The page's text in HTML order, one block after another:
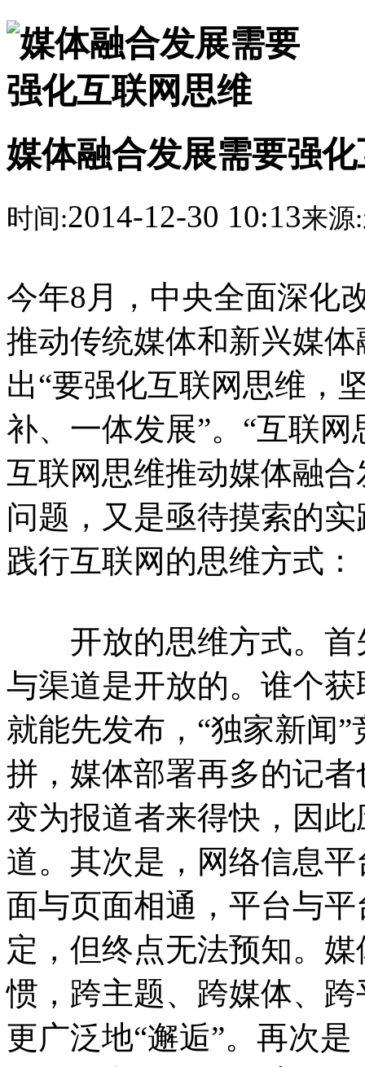
媒体融合发展需要强
时间:2014-12-30 10:13来源:
今年8月，中央全面深化
推动传统媒体和新兴媒
出“要强化互联网思维，
补、一体发展”。“互联
互联网思维推动媒体融
问题，又是亟待摸索的
践行互联网的思维方式：
开放的思维方式。首
与渠道是开放的。谁个
就能先发布，“独家新闻
拼，媒体部署再多的记
变为报道者来得快，因
道。其次是，网络信息
面与页面相通，平台与
定，但终点无法预知。
惯，跨主题、跨媒体、
更广泛地“邂逅”。再次